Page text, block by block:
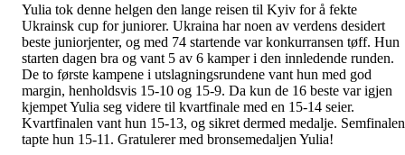
Yulia tok denne helgen den lange reisen til Kyiv for å fekte
Ukrainsk cup for juniorer. Ukraina har noen av verdens desidert
beste juniorjenter, og med 74 startende var konkurransen tøff. Hun
starten dagen bra og vant 5 av 6 kamper i den innledende runden.
De to første kampene i utslagningsrundene vant hun med god
margin, henholdsvis 15-10 og 15-9. Da kun de 16 beste var igjen
kjempet Yulia seg videre til kvartfinale med en 15-14 seier.
Kvartfinalen vant hun 15-13, og sikret dermed medalje. Semfinalen
tapte hun 15-11. Gratulerer med bronsemedaljen Yulia!